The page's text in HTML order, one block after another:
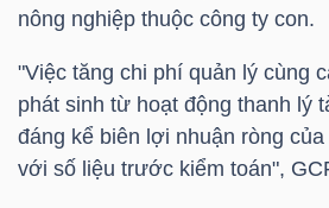
nông nghiệp thuộc công ty con.
"Việc tăng chi phí quản lý cùng
phát sinh từ hoạt động thanh lý
đáng kể biên lợi nhuận ròng
với số liệu trước kiểm toán",
NGÀNH